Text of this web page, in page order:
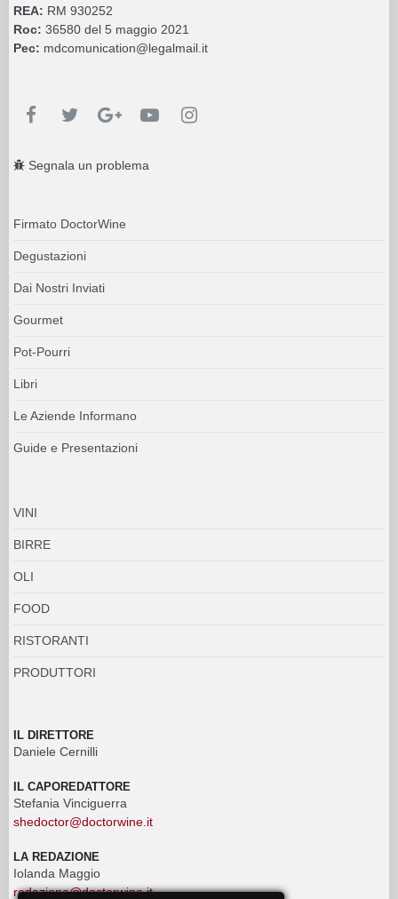
REA: RM 930252
Roc: 36580 del 5 maggio 2021
Pec: mdcomunication@legalmail.it
Segnala un problema
Firmato DoctorWine
Degustazioni
Dai Nostri Inviati
Gourmet
Pot-Pourri
Libri
Le Aziende Informano
Guide e Presentazioni
VINI
BIRRE
OLI
FOOD
RISTORANTI
PRODUTTORI
IL DIRETTORE
Daniele Cernilli
IL CAPOREDATTORE
Stefania Vinciguerra
shedoctor@doctorwine.it
LA REDAZIONE
Iolanda Maggio
redazione@doctorwine.it